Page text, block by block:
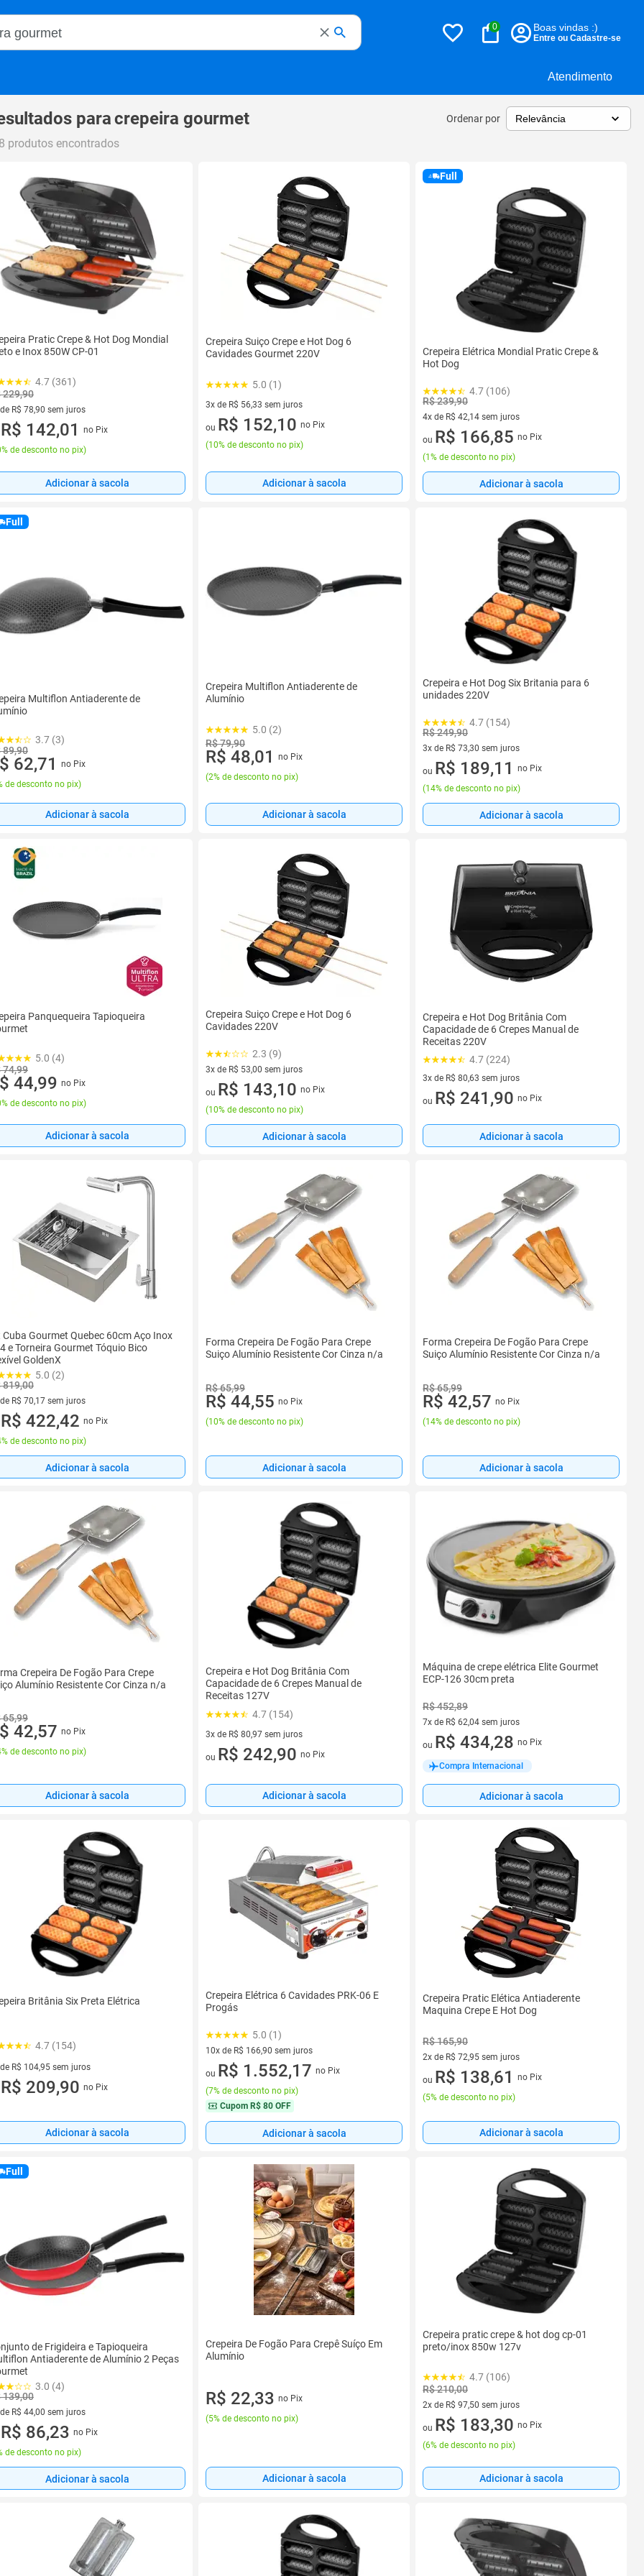
Atendimento
Magalu
0 Boas vindas :)
Entre ou Cadastre-se
paracrepeira gourmet Ordenar por
produtos encontrados
Pratic Crepe & Hot Dog Mondial
e Inox 850W CP-01
4.7 (361)
229,90
R$ 78,90 sem juros
de R$ 78,90 sem juros
R$ 142,01
no Pix
de desconto no pix)
Adicionar à sacola
Crepeira Suiço Crepe e Hot Dog 6
Cavidades Gourmet 220V
5.0 (1)
3x de R$ 56,33 sem juros
3 vez de R$ 56,33 sem juros
ou R$ 152,10 no Pix
(10% de desconto no pix)
Adicionar à sacola
Full
Crepeira Elétrica Mondial Pratic Crepe &
Hot Dog
4.7 (106)
R$ 239,90
4x de R$ 42,14 sem juros
4 vez de R$ 42,14 sem juros
ou R$ 166,85 no Pix
(1% de desconto no pix)
Adicionar à sacola
Full
Multiflon Antiaderente de
3.7 (3)
89,90
62,71
no Pix
de desconto no pix)
Adicionar à sacola
Crepeira Multiflon Antiaderente de
Alumínio
5.0 (2)
R$ 79,90
R$ 48,01
no Pix
(2% de desconto no pix)
Adicionar à sacola
Crepeira e Hot Dog Six Britania para 6
unidades 220V
4.7 (154)
R$ 249,90
3x de R$ 73,30 sem juros
3 vez de R$ 73,30 sem juros
ou R$ 189,11
no Pix
(14% de desconto no pix)
Adicionar à sacola
Panquequeira Tapioqueira
5.0 (4)
74,99
44,99 no Pix
de desconto no pix)
Adicionar à sacola
Crepeira Suiço Crepe e Hot Dog 6
Cavidades 220V
2.3 (9)
3x de R$ 53,00 sem juros
3 vez de R$ 53,00 sem juros
ou R$ 143,10 no Pix
(10% de desconto no pix)
Adicionar à sacola
Crepeira e Hot Dog Britânia Com
Capacidade de 6 Crepes Manual de
Receitas 220V
4.7 (224)
3x de R$ 80,63 sem juros
3 vez de R$ 80,63 sem juros
ou R$ 241,90 no Pix
Adicionar à sacola
Cuba Gourmet Quebec 60cm Aço Inox
e Torneira Gourmet Tóquio Bico
GoldenX
5.0 (2)
819,00
R$ 70,17 sem juros
de R$ 70,17 sem juros
R$ 422,42 no Pix
de desconto no pix)
Adicionar à sacola
Forma Crepeira De Fogão Para Crepe
Suiço Alumínio Resistente Cor Cinza n/a
R$ 65,99
R$ 44,55 no Pix
(10% de desconto no pix)
Adicionar à sacola
Forma Crepeira De Fogão Para Crepe
Suiço Alumínio Resistente Cor Cinza n/a
R$ 65,99
R$ 42,57 no Pix
(14% de desconto no pix)
Adicionar à sacola
Crepeira De Fogão Para Crepe
Alumínio Resistente Cor Cinza n/a
65,99
42,57 no Pix
de desconto no pix)
Adicionar à sacola
Crepeira e Hot Dog Britânia Com
Capacidade de 6 Crepes Manual de
Receitas 127V
4.7 (154)
3x de R$ 80,97 sem juros
3 vez de R$ 80,97 sem juros
ou R$ 242,90 no Pix
Adicionar à sacola
Máquina de crepe elétrica Elite Gourmet
ECP-126 30cm preta
R$ 452,89
7x de R$ 62,04 sem juros
7 vez de R$ 62,04 sem juros
ou R$ 434,28 no Pix
Compra Internacional
Adicionar à sacola
Britânia Six Preta Elétrica
4.7 (154)
R$ 104,95 sem juros
de R$ 104,95 sem juros
R$ 209,90 no Pix
Adicionar à sacola
Crepeira Elétrica 6 Cavidades PRK-06 E
Progás
5.0 (1)
10x de R$ 166,90 sem juros
10 vez de R$ 166,90 sem juros
ou R$ 1.552,17 no Pix
(7% de desconto no pix)
Cupom R$ 80 OFF
Adicionar à sacola
Crepeira Pratic Elética Antiaderente
Maquina Crepe E Hot Dog
R$ 165,90
2x de R$ 72,95 sem juros
2 vez de R$ 72,95 sem juros
ou R$ 138,61
no Pix
(5% de desconto no pix)
Adicionar à sacola
Full
de Frigideira e Tapioqueira
Antiaderente de Alumínio 2 Peças
3.0 (4)
139,00
R$ 44,00 sem juros
de R$ 44,00 sem juros
R$ 86,23 no Pix
de desconto no pix)
Adicionar à sacola
Crepeira De Fogão Para Crepê Suíço Em
Alumínio
R$ 22,33 no Pix
(5% de desconto no pix)
Adicionar à sacola
Crepeira pratic crepe & hot dog cp-01
preto/inox 850w 127v
4.7 (106)
R$ 210,00
2x de R$ 97,50 sem juros
2 vez de R$ 97,50 sem juros
ou R$ 183,30 no Pix
(6% de desconto no pix)
Adicionar à sacola